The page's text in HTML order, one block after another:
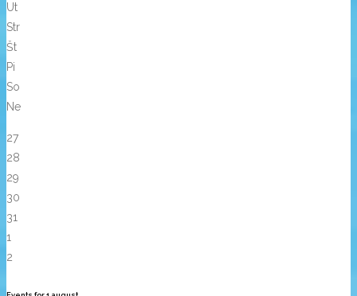
Ut
Str
Št
Pi
So
Ne
27
28
29
30
31
1
2